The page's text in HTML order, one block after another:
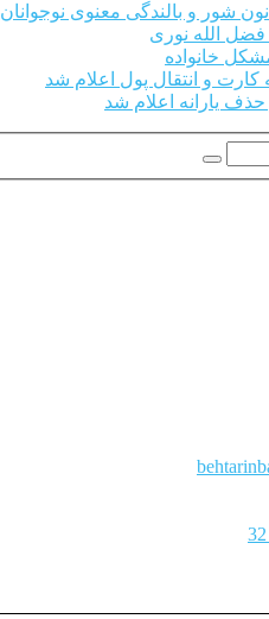
شور و بالندگی معنوی نوجوانان
الله نوری
خانواده
و انتقال پول اعلام شد
یارانه اعلام شد